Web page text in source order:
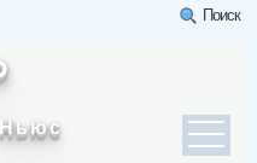
Поиск